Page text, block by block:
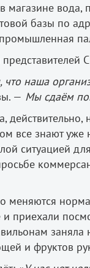
базы по
наша
— Мы сдаём
все знают
ситуацией
меняются
приехали
и фруктов